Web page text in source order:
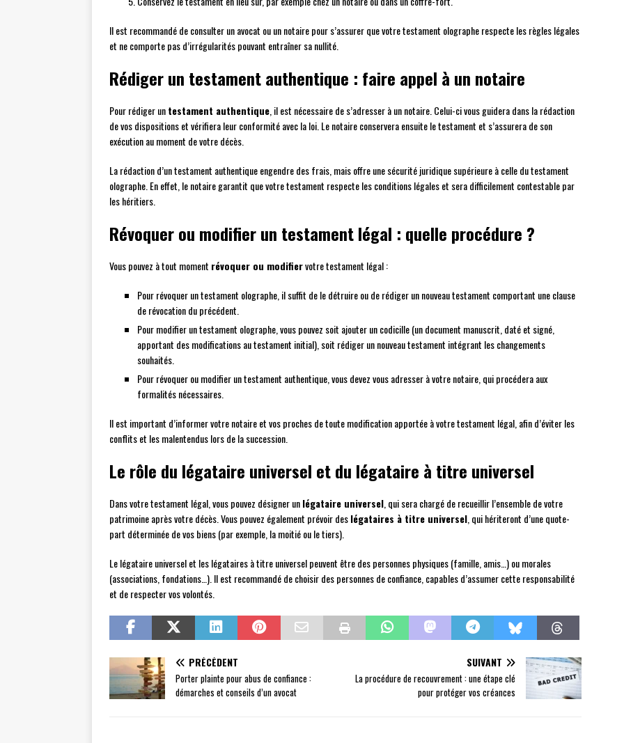
Il est recommandé de consulter un avocat ou un notaire pour s’assurer que votre testament olographe respecte les règles légales
et ne comporte pas d’irrégularités pouvant entraîner sa nullité.
Rédiger un testament authentique : faire appel à un notaire
Pour rédiger untestament authentique , il est nécessaire de s’adresser à un notaire. Celui-ci vous guidera dans la rédaction
de vos dispositions et vérifiera leur conformité avec la loi. Le notaire conservera ensuite le testament et s’assurera de son
exécution au moment de votre décès.
La rédaction d’un testament authentique engendre des frais, mais offre une sécurité juridique supérieure à celle du testament
olographe. En effet, le notaire garantit que votre testament respecte les conditions légales et sera difficilement contestable par
les héritiers.
Révoquer ou modifier un testament légal : quelle procédure ?
Vous pouvez à tout moment révoquer ou modifiervotre testament légal :
Pour révoquer un testament olographe, il suffit de le détruire ou de rédiger un nouveau testament comportant une clause
de révocation du précédent.
Pour modifier un testament olographe, vous pouvez soit ajouter un codicille (un document manuscrit, daté et signé,
apportant des modifications au testament initial), soit rédiger un nouveau testament intégrant les changements
souhaités.
Pour révoquer ou modifier un testament authentique, vous devez vous adresser à votre notaire, qui procédera aux
formalités nécessaires.
Il est important d’informer votre notaire et vos proches de toute modification apportée à votre testament légal, afin d’éviter les
conflits et les malentendus lors de la succession.
Le rôle du légataire universel et du légataire à titre universel
Dans votre testament légal, vous pouvez désigner unlégataire universel , qui sera chargé de recueillir l’ensemble de votre
patrimoine après votre décès. Vous pouvez également prévoir deslégataires à titre universel , qui hériteront d’une quote-
part déterminée de vos biens (par exemple, la moitié ou le tiers).
Le légataire universel et les légataires à titre universel peuvent être des personnes physiques (famille, amis…) ou morales
(associations, fondations…). Il est recommandé de choisir des personnes de confiance, capables d’assumer cette responsabilité
et de respecter vos volontés.
PRÉCÉDENT
Porter plainte pour abus de confiance :
démarches et conseils d’un avocat
SUIVANT
La procédure de recouvrement : une étape clé
pour protéger vos créances